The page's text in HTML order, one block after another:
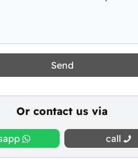
Send
Or contact us via
call